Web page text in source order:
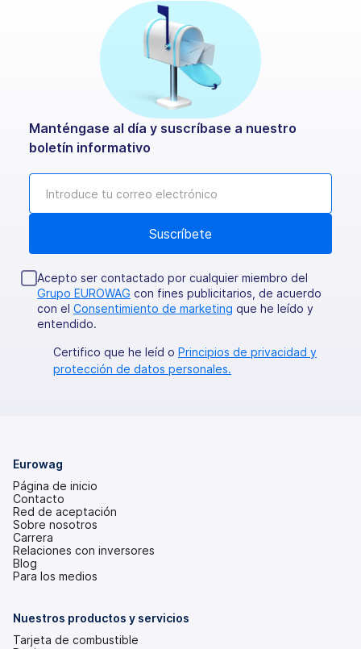
Manténgase al día y suscríbase a nuestro
boletín informativo
Acepto ser contactado por cualquier miembro del
Grupo EUROWAG con fines publicitarios, de acuerdo
con el Consentimiento de marketing que he leído y
entendido.
Certifico que he leíd o Principios de privacidad y
protección de datos personales.
Eurowag
Página de inicio
Contacto
Red de aceptación
Sobre nosotros
Carrera
Relaciones con inversores
(se
abre
pestaña
Blog
Para los medios
Nuestros productos y servicios
Tarjeta de combustible